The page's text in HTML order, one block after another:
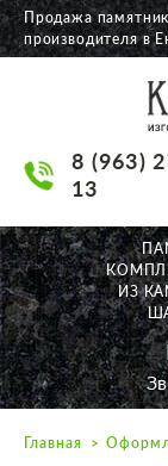
О
Продажа
производителя в
8 (963)
13
ИЗ
Главная